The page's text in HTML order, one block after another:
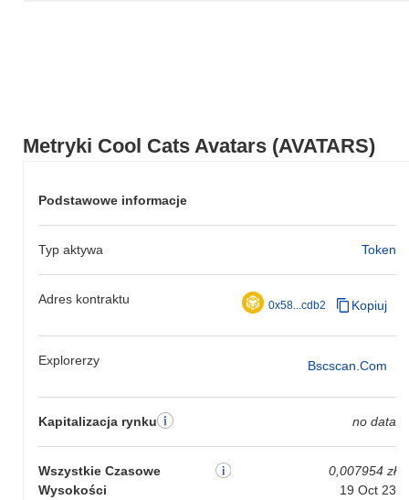
Metryki Cool Cats Avatars (AVATARS)
Podstawowe informacje
Typ aktywa Token
Adres kontraktu 0x58...cdb2 Kopiuj
Explorerzy Bscscan.com
Kapitalizacja rynku no data
Wszystkie Czasowe
Wysokości
0,007954 zł
19 Oct 23